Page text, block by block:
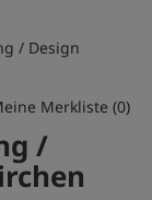
/ Design
Merkliste (0)
/